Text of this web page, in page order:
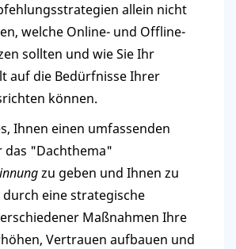
allein nicht
welche Online- und Offline-
sollten und wie Sie Ihr
auf die Bedürfnisse Ihrer
können.
Ihnen einen umfassenden
das "Dachthema"
zu geben und Ihnen zu
durch eine strategische
Maßnahmen Ihre
Vertrauen aufbauen und